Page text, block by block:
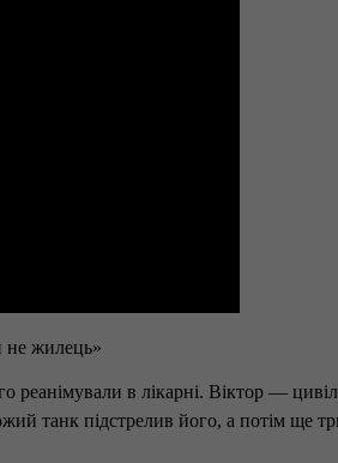
не жилець»
реанімували в лікарні. Віктор —
танк підстрелив його, а потім